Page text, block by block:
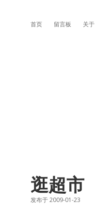
首页 留言板 关于
逛超市
发布于 2009-01-23